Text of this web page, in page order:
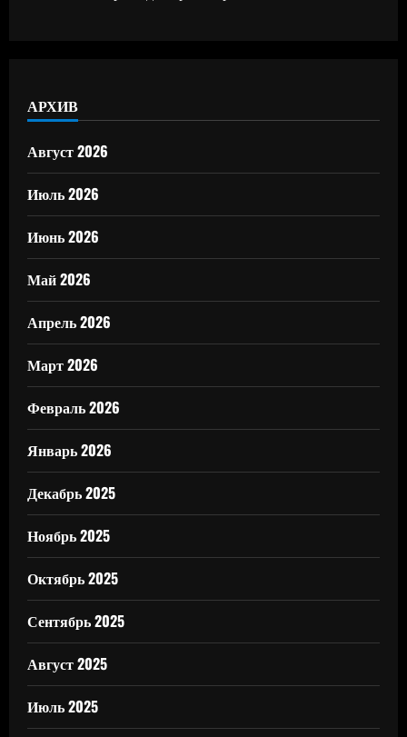
АРХИВ
Август 2026
Июль 2026
Июнь 2026
Май 2026
Апрель 2026
Март 2026
Февраль 2026
Январь 2026
Декабрь 2025
Ноябрь 2025
Октябрь 2025
Сентябрь 2025
Август 2025
Июль 2025